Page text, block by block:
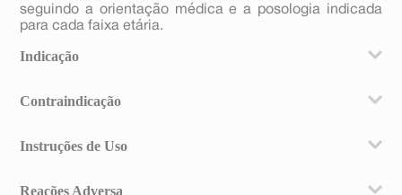
seguindo a orientação médica e a posologia indicada
para cada faixa etária.
Indicação
brônquios, o controle e a regulação do muco (catarro)
Contraindicação
hipersensibilidade aos componentes da formulação.
Instruções de Uso
Reações Adversa